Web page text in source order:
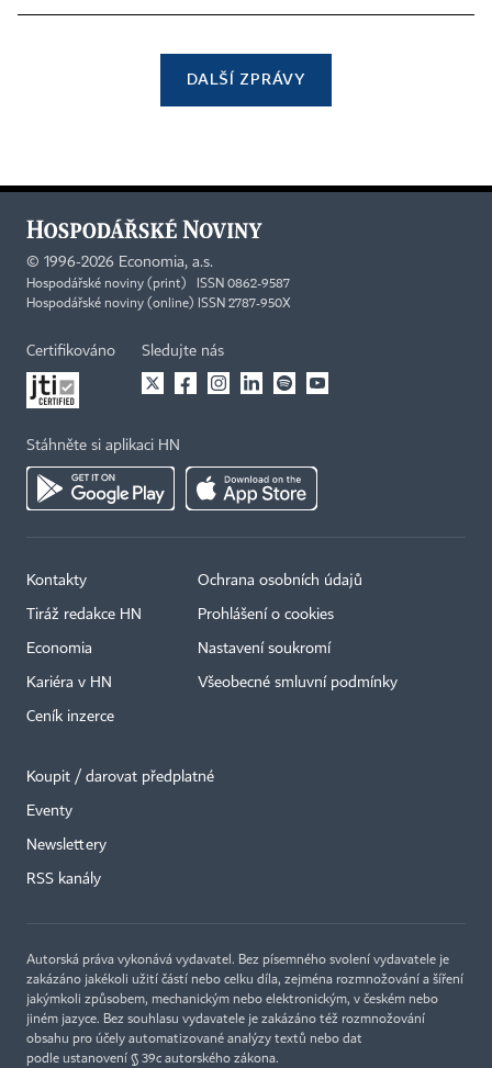
DALŠÍ ZPRÁVY
© 1996-2026 Economia, a.s.
Hospodářské noviny (print) ISSN 0862-9587
Hospodářské noviny (online) ISSN 2787-950X
Certifikováno Sledujte nás
Stáhněte si aplikaci HN
Kontakty
Tiráž redakce HN
Economia
Kariéra v HN
Ceník inzerce
Ochrana osobních údajů
Prohlášení o cookies
Nastavení soukromí
Všeobecné smluvní podmínky
Koupit / darovat předplatné
Eventy
Newslettery
RSS kanály
Autorská práva vykonává vydavatel. Bez písemného svolení vydavatele je
zakázáno jakékoli užití částí nebo celku díla, zejména rozmnožování a šíření
jakýmkoli způsobem, mechanickým nebo elektronickým, v českém nebo
jiném jazyce. Bez souhlasu vydavatele je zakázáno též rozmnožování
obsahu pro účely automatizované analýzy textů nebo dat
podle ustanovení § 39c autorského zákona.